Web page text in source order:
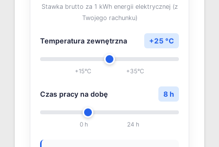
Stawka brutto za 1 kWh energii elektrycznej (z
Twojego rachunku)
Temperatura zewnętrzna +25 °C
+15°C +35°C
Czas pracy na dobę 8 h
0 h 24 h